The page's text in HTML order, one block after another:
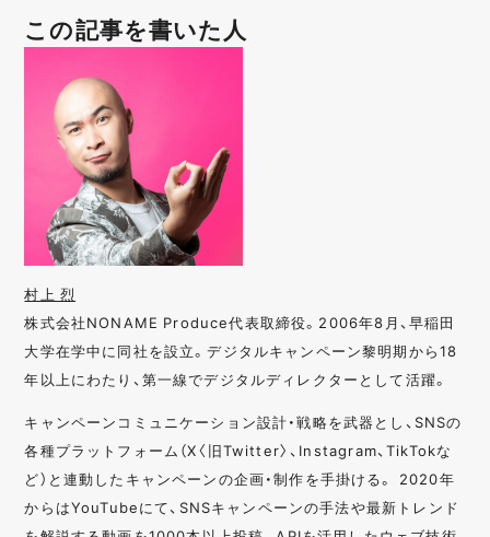
この記事を書いた人
村上 烈
株式会社NONAME Produce代表取締役。2006年8月、早稲田
大学在学中に同社を設立。デジタルキャンペーン黎明期から18
年以上にわたり、第一線でデジタルディレクターとして活躍。
キャンペーンコミュニケーション設計・戦略を武器とし、SNSの
各種プラットフォーム（X〈旧Twitter〉、Instagram、TikTokな
ど）と連動したキャンペーンの企画・制作を手掛ける。 2020年
からはYouTubeにて、SNSキャンペーンの手法や最新トレンド